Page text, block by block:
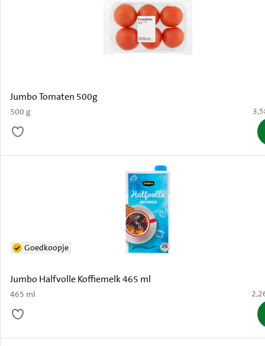
Jumbo Tomaten 500g
500 g €
Jumbo Halfvolle Koffiemelk 465 ml
465 ml
Goedkoopje
€